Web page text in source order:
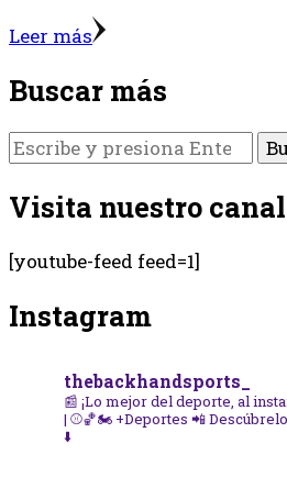
Leer más
Buscar más
¿Buscas
algo?
Visita nuestro canal
[youtube-feed feed=1]
Instagram
thebackhandsports_
📰 ¡Lo mejor del deporte, al
| ⚾🏀🏍️ +Deportes 📲
⬇️